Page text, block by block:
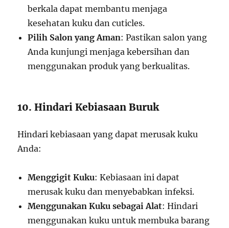
berkala dapat membantu menjaga
kesehatan kuku dan cuticles.
Pilih Salon yang Aman: Pastikan salon yang
Anda kunjungi menjaga kebersihan dan
menggunakan produk yang berkualitas.
10. Hindari Kebiasaan Buruk
Hindari kebiasaan yang dapat merusak kuku
Anda:
Menggigit Kuku: Kebiasaan ini dapat
merusak kuku dan menyebabkan infeksi.
Menggunakan Kuku sebagai Alat: Hindari
menggunakan kuku untuk membuka barang